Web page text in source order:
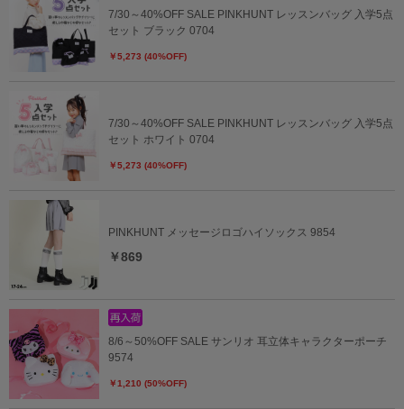
7/30～40%OFF SALE PINKHUNT レッスンバッグ 入学5点
セット ブラック 0704
￥5,273 (40%OFF)
7/30～40%OFF SALE PINKHUNT レッスンバッグ 入学5点
セット ホワイト 0704
￥5,273 (40%OFF)
PINKHUNT メッセージロゴハイソックス 9854
￥869
8/6～50%OFF SALE サンリオ 耳立体キャラクターポーチ
9574
￥1,210 (50%OFF)